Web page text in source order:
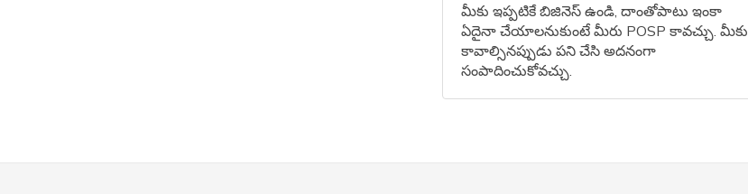
మీకు ఇప్పటికే బిజినెస్ ఉండి, దాంతోపాటు ఇంకా
ఏదైనా చేయాలనుకుంటే మీరు POSP కావచ్చు. మీకు
కావాల్సినప్పుడు పని చేసి అదనంగా
సంపాదించుకోవచ్చు.